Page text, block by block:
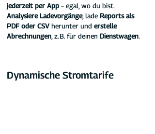
jederzeit per App – egal, wo du bist.
Analysiere Ladevorgänge, lade Reports als
PDF oder CSV herunter und erstelle
Abrechnungen , z. B. für deinen Dienstwagen.
Dynamische Stromtarife